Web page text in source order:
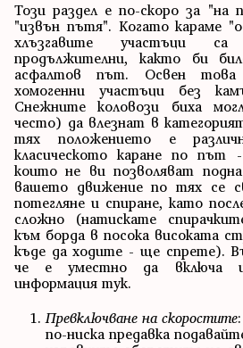
Този раздел е по-скоро за "на
"извън пътя". Когато караме
хлъзгавите участъци
продължителни, както би
асфалтов път. Освен
хомогенни участъци без
Снежните коловози биха
често) да влезнат в
тях положението е
класическото каране по
които не ви позволяват
вашето движение по тях се
потегляне и спиране, като
сложно (натискате
към борда в посока високата
къде да ходите - ще спрете).
че е уместно да включа
информация тук.
Превключване на скоростите
по-ниска предавка